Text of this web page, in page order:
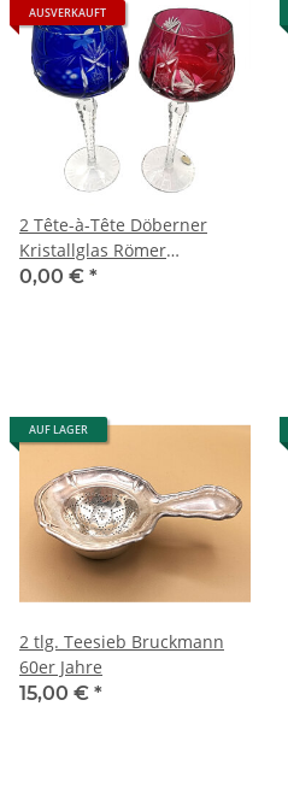
AUSVERKAUFT
2 Tête-à-Tête Döberner
Kristallglas Römer
handgeschliffen
0,00 € *
AUF LAGER
2 tlg. Teesieb Bruckmann
60er Jahre
15,00 € *